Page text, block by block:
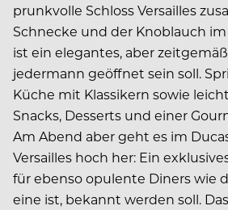
prunkvolle Schloss Versailles
Schnecke und der Knoblauch im
ist ein elegantes, aber
jedermann geöffnet sein soll.
Küche mit Klassikern sowie
Snacks, Desserts und einer
Am Abend aber geht es im
Versailles hoch her: Ein
für ebenso opulente Diners wie
eine ist, bekannt werden soll.